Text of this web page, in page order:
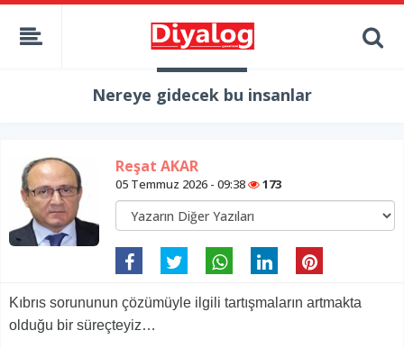
Nereye gidecek bu insanlar
Reşat AKAR
05 Temmuz 2026 - 09:38 173
Kıbrıs sorununun çözümüyle ilgili tartışmaların artmakta
olduğu bir süreçteyiz…